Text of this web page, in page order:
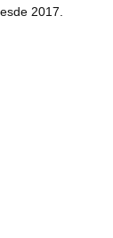
2017.